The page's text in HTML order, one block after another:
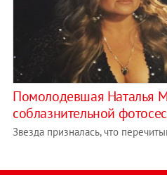
Помолодевшая Наталья
соблазнительной
Звезда призналась, что